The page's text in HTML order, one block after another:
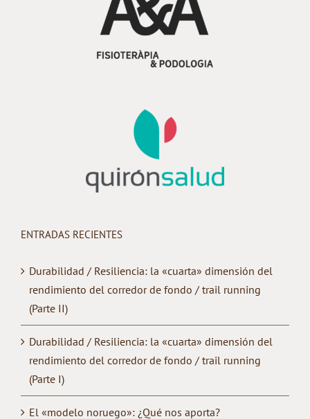
ENTRADAS RECIENTES
Durabilidad / Resiliencia: la «cuarta» dimensión del
rendimiento del corredor de fondo / trail running
(Parte II)
Durabilidad / Resiliencia: la «cuarta» dimensión del
rendimiento del corredor de fondo / trail running
(Parte I)
El «modelo noruego»: ¿Qué nos aporta?